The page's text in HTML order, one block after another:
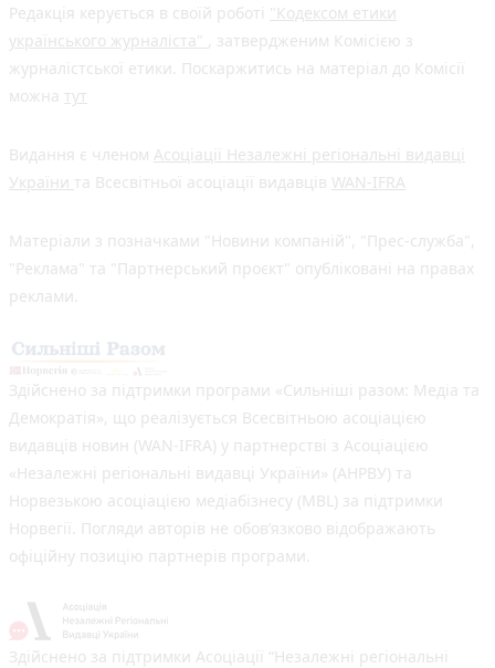
Редакція керується в своїй роботі "Кодексом етики
українського журналіста" , затвердженим Комісією з
журналістської етики. Поскаржитись на матеріал до Комісії
можна тут
Видання є членом Асоціації Незалежні регіональні видавці
України та Всесвітньої асоціації видавців WAN-IFRA
Матеріали з позначками "Новини компаній", "Прес-служба",
"Реклама" та "Партнерський проєкт" опубліковані на правах
реклами.
Здійснено за підтримки програми «Сильніші разом: Медіа та
Демократія», що реалізується Всесвітньою асоціацією
видавців новин (WAN-IFRA) у партнерстві з Асоціацією
«Незалежні регіональні видавці України» (АНРВУ) та
Норвезькою асоціацією медіабізнесу (MBL) за підтримки
Норвегії. Погляди авторів не обов’язково відображають
офіційну позицію партнерів програми.
Здійснено за підтримки Асоціації “Незалежні регіональні